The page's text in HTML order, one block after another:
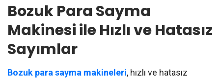
Bozuk Para Sayma
Makinesi ile Hızlı ve Hatasız
Sayımlar
Bozuk para sayma makineleri, hızlı ve hatasız